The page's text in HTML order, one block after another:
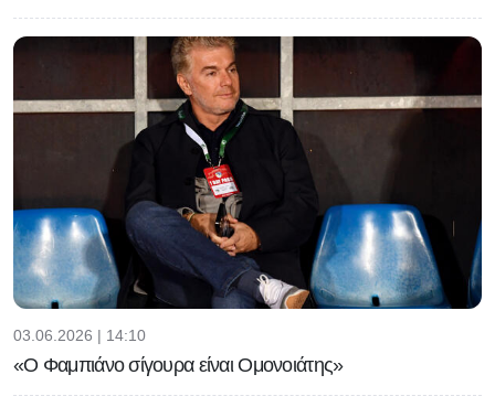
03.06.2026 | 14:10
«Ο Φαμπιάνο σίγουρα είναι Ομονοιάτης»